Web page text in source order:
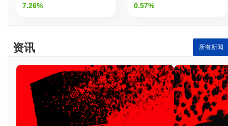
7.26% 0.57%
资讯 所有新闻